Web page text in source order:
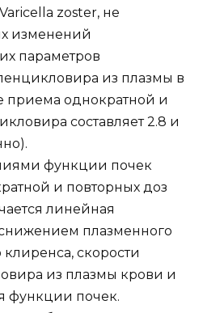
zoster, не
изменений
параметров
из плазмы в
приема однократной и
составляет 2.8 и
функции почек
и повторных доз
линейная
плазменного
скорости
из плазмы крови и
функции почек.